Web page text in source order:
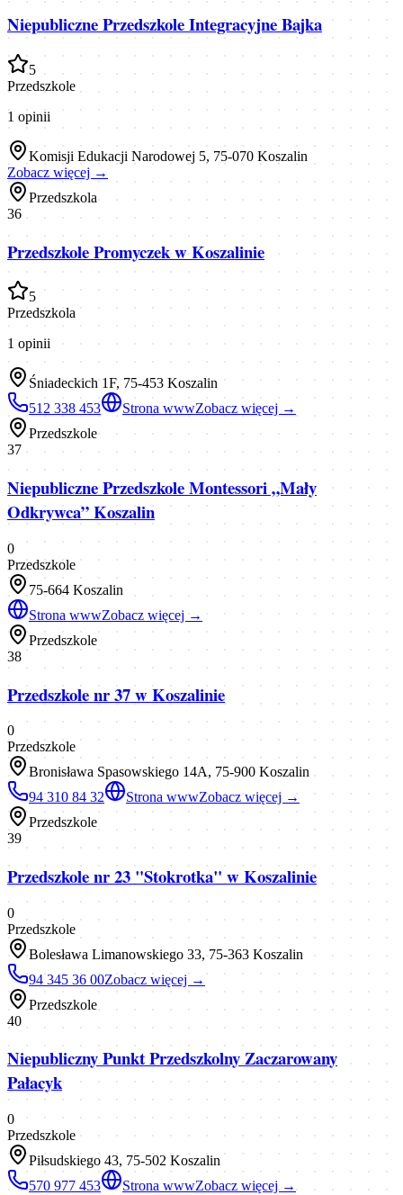
Niepubliczne Przedszkole Integracyjne Bajka
5
Przedszkole
1 opinii
Komisji Edukacji Narodowej 5, 75-070 Koszalin
Zobacz więcej →
Przedszkola
36
Przedszkole Promyczek w Koszalinie
5
Przedszkola
1 opinii
Śniadeckich 1F, 75-453 Koszalin
512 338 453
Strona wwwZobacz więcej →
Przedszkole
37
Niepubliczne Przedszkole Montessori „Mały
Odkrywca” Koszalin
0
Przedszkole
75-664 Koszalin
Strona wwwZobacz więcej →
Przedszkole
38
Przedszkole nr 37 w Koszalinie
0
Przedszkole
Bronisława Spasowskiego 14A, 75-900 Koszalin
94 310 84 32
Strona wwwZobacz więcej →
Przedszkole
39
Przedszkole nr 23 "Stokrotka" w Koszalinie
0
Przedszkole
Bolesława Limanowskiego 33, 75-363 Koszalin
94 345 36 00Zobacz więcej →
Przedszkole
40
Niepubliczny Punkt Przedszkolny Zaczarowany
Pałacyk
0
Przedszkole
Piłsudskiego 43, 75-502 Koszalin
570 977 453
Strona wwwZobacz więcej →